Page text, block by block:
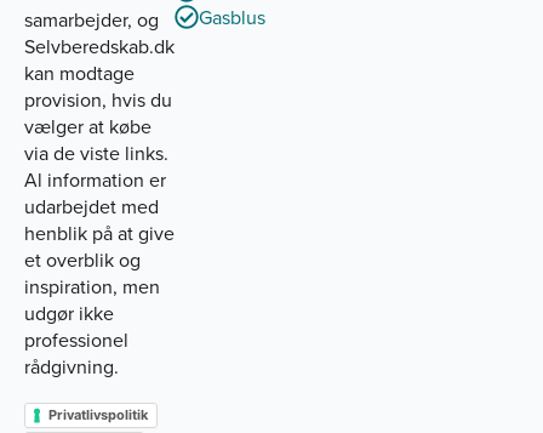
samarbejder, og
Selvberedskab.dk
kan modtage
provision, hvis du
vælger at købe
via de viste links.
Al information er
udarbejdet med
henblik på at give
et overblik og
inspiration, men
udgør ikke
professionel
rådgivning.
Privatlivspolitik
Gasblus